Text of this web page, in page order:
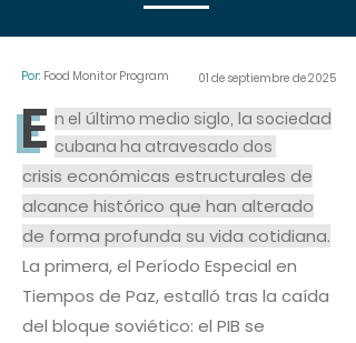
Por: Food Monitor Program 01 de septiembre de 2025
E
E n el último medio siglo, la sociedad
cubana ha atravesado dos
crisis económicas estructurales de
alcance histórico que han alterado
de forma profunda su vida cotidiana.
La primera, el Período Especial en
Tiempos de Paz, estalló tras la caída
del bloque soviético: el PIB se